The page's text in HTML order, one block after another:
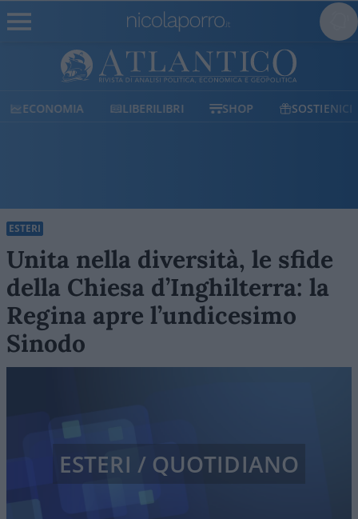
ECONOMIA LIBERILIBRI SHOP SOSTIENICI
ESTERI
Unita nella diversità, le sfide
della Chiesa d’Inghilterra: la
Regina apre l’undicesimo
Sinodo
ESTERI / QUOTIDIANO